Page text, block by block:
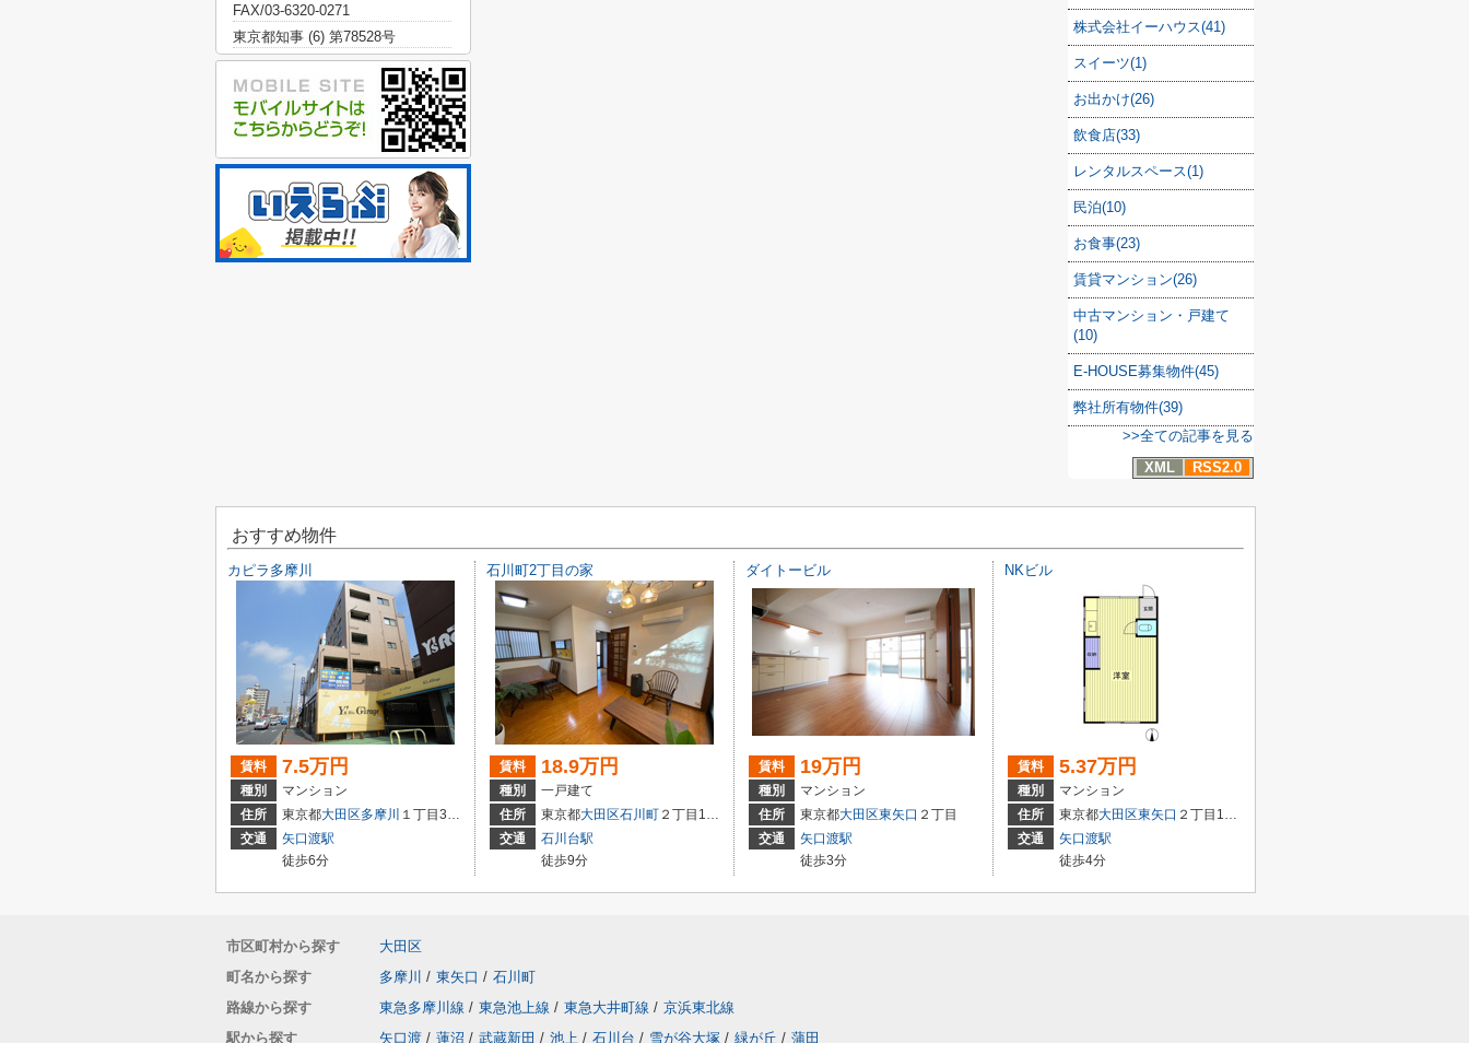
株式会社イーハウス(41)
スイーツ(1)
お出かけ(26)
飲食店(33)
レンタルスペース(1)
民泊(10)
お食事(23)
賃貸マンション(26)
中古マンション・戸建て
(10)
E-HOUSE募集物件(45)
弊社所有物件(39)
>>全ての記事を見る
XML
RSS2.0
FAX/03-6320-0271
東京都知事 (6) 第78528号
おすすめ物件
カピラ多摩川
賃料 7.5万円
種別
マンション
住所
東京都大田区多摩川 １丁目36-28
交通
矢口渡駅
徒歩6分
石川町2丁目の家
賃料 18.9万円
種別
一戸建て
住所
東京都大田区石川町 ２丁目17-6
交通
石川台駅
徒歩9分
ダイトービル
賃料 19万円
種別
マンション
住所
東京都大田区東矢口 ２丁目
交通
矢口渡駅
徒歩3分
NKビル
賃料 5.37万円
種別
マンション
住所
東京都大田区東矢口 ２丁目15-13
交通
矢口渡駅
徒歩4分
市区町村から探す
大田区
町名から探す
多摩川 / 東矢口 / 石川町
路線から探す
東急多摩川線 / 東急池上線 / 東急大井町線 / 京浜東北線
駅から探す
矢口渡 / 蓮沼 / 武蔵新田 / 池上 / 石川台 / 雪が谷大塚 / 緑が丘 / 蒲田